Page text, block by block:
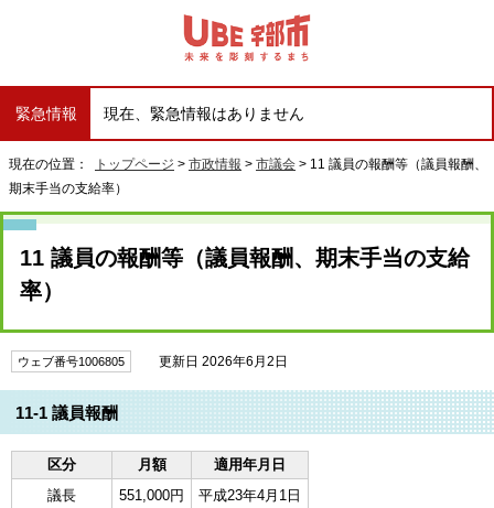
緊急情報 現在、緊急情報はありません
現在の位置： トップページ > 市政情報 > 市議会 > 11 議員の報酬等（議員報酬、
期末手当の支給率）
11 議員の報酬等（議員報酬、期末手当の支給
率）
ウェブ番号1006805 更新日 2026年6月2日
11-1 議員報酬
区分 月額
適用年月日
議長
551,000円
平成23年4月1日